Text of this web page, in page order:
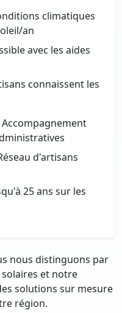
climatiques
an
avec les aides
connaissent les
Accompagnement
d'artisans
25 ans sur les
nous distinguons par
et notre
solutions sur mesure
région.